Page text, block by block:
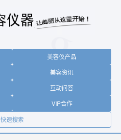
美容仪产品
美容资讯
互动问答
VIP合作
快速搜索